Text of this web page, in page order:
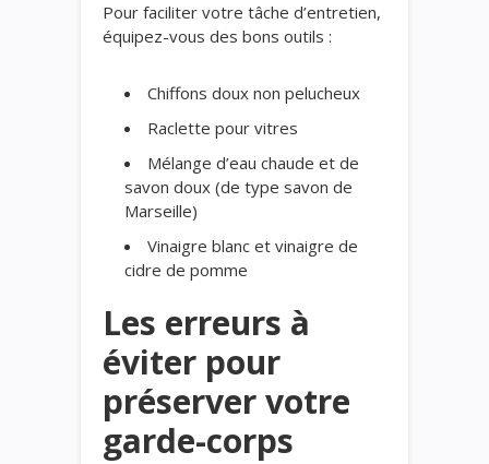
Pour faciliter votre tâche d’entretien,
équipez-vous des bons outils :
Chiffons doux non pelucheux
Raclette pour vitres
Mélange d’eau chaude et de
savon doux (de type savon de
Marseille)
Vinaigre blanc et vinaigre de
cidre de pomme
Les erreurs à
éviter pour
préserver votre
garde-corps